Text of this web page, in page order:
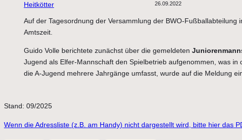
26.09.2022
Auf der Tagesordnung der Versammlung der BWO-
Amtszeit.
Guido Volle berichtete zunächst über die gemeldeten
Jugend als Elfer-Mannschaft den Spielbetrieb aufgenommen, was
die A-Jugend mehrere Jahrgänge umfasst, wurde auf die Meldung
Stand: 09/2025
Wenn die Adressliste (z.B. am Handy) nicht dargestellt wird, bitte hier das